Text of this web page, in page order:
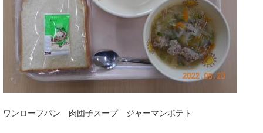
ワンローフパン 肉団子スープ ジャーマンポテト